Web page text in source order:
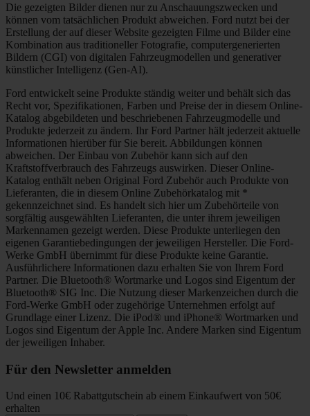
Die gezeigten Bilder dienen nur zu Anschauungszwecken und
können vom tatsächlichen Produkt abweichen. Ford nutzt bei der
Erstellung der auf dieser Website gezeigten Filme und Bilder eine
Kombination aus traditioneller Fotografie, computergenerierten
Bildern (CGI) von digitalen Fahrzeugmodellen und generativer
künstlicher Intelligenz (Gen-AI).
Ford entwickelt seine Produkte ständig weiter und behält sich das
Recht vor, Spezifikationen, Farben und Preise der in diesem Online-
Katalog abgebildeten und beschriebenen Fahrzeugmodelle und
Produkte jederzeit zu ändern. Ihr Ford Partner hält jederzeit aktuelle
Informationen hierüber für Sie bereit. Abbildungen können
abweichen. Der Einbau von Zubehör kann sich auf den
Kraftstoffverbrauch des Fahrzeugs auswirken. Dieser Online-
Katalog enthält neben Original Ford Zubehör auch Produkte von
Lieferanten, die in diesem Online Zubehörkatalog mit *
gekennzeichnet sind. Es handelt sich hier um Zubehörteile von
sorgfältig ausgewählten Lieferanten, die unter ihrem jeweiligen
Markennamen gezeigt werden. Diese Produkte unterliegen den
eigenen Garantiebedingungen der jeweiligen Hersteller. Die Ford-
Werke GmbH übernimmt für diese Produkte keine Garantie.
Ausführlichere Informationen dazu erhalten Sie von Ihrem Ford
Partner. Die Bluetooth® Wortmarke und Logos sind Eigentum der
Bluetooth® SIG Inc. Die Nutzung dieser Markenzeichen durch die
Ford-Werke GmbH oder zugehörige Unternehmen erfolgt auf
Grundlage einer Lizenz. Die iPod® und iPhone® Wortmarken und
Logos sind Eigentum der Apple Inc. Andere Marken sind Eigentum
der jeweiligen Inhaber.
Für den Newsletter anmelden
Und einen 10€ Rabattgutschein ab einem Einkaufwert von 50€
erhalten